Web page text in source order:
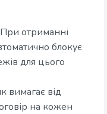
При отриманні
блокує
для цього
вимагає від
на кожен